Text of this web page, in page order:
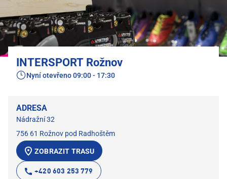
INTERSPORT Rožnov
Nyní otevřeno09:00 - 17:30
ADRESA
Nádražní 32
756 61 Rožnov pod Radhoštěm
ZOBRAZIT TRASU
+420 603 253 779